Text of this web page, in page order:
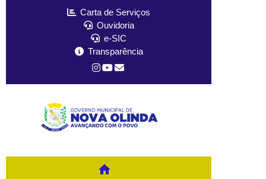
Carta de Serviços
Ouvidoria
e-SIC
Transparência
home